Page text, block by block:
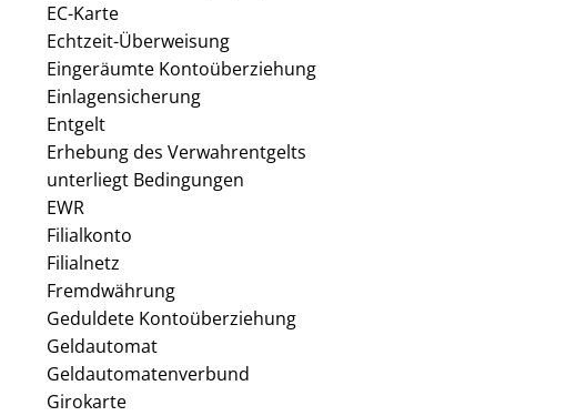
EC-Karte
Echtzeit-Überweisung
Eingeräumte Kontoüberziehung
Einlagensicherung
Entgelt
Erhebung des Verwahrentgelts
unterliegt Bedingungen
EWR
Filialkonto
Filialnetz
Fremdwährung
Geduldete Kontoüberziehung
Geldautomat
Geldautomatenverbund
Girokarte